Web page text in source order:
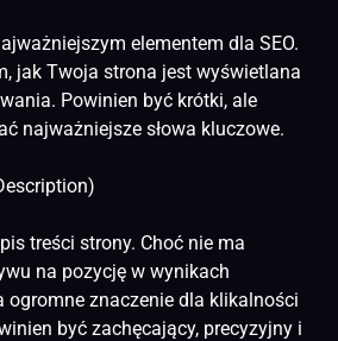
elementem dla SEO.
jak Twoja strona jest wyświetlana
Powinien być krótki, ale
najważniejsze słowa kluczowe.
treści strony. Choć nie ma
na pozycję w wynikach
ogromne znaczenie dla klikalności
być zachęcający, precyzyjny i